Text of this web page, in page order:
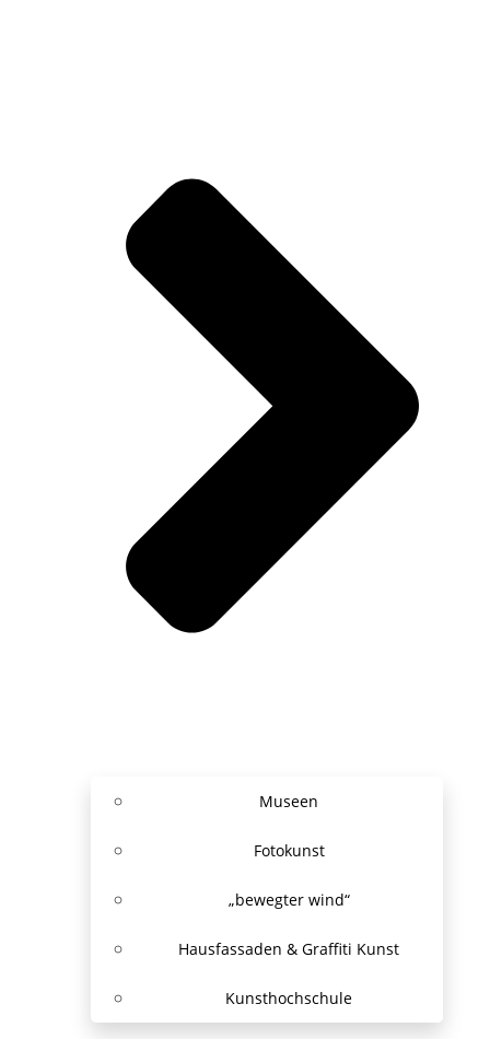
Museen
Fotokunst
„bewegter wind“
Hausfassaden & Graffiti Kunst
Kunsthochschule